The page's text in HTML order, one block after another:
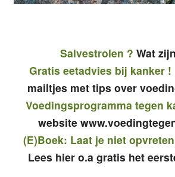
Salvestrolen ? Wat
Gratis eetadvies bij kanker !
mailtjes met tips over
Voedingsprogramma tegen
website
(E)Boek: Laat je niet
Lees hier o.a gratis het